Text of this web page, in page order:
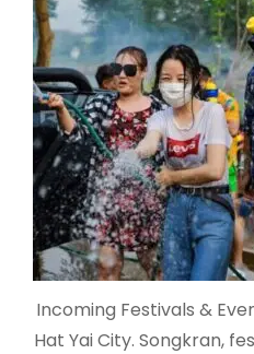
Incoming Festivals &
Hat Yai City. Songkran,